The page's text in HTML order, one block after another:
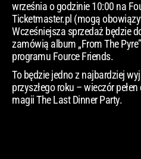
września o godzinie 10:00 na
Ticketmaster.pl (mogą
Wcześniejsza sprzedaż będzie
zamówią album „From The
programu Fource Friends.
To będzie jedno z najbardziej
przyszłego roku – wieczór
magii The Last Dinner Party.